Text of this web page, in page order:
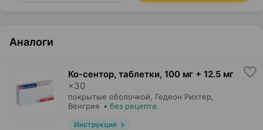
Аналоги
Ко-сентор, таблетки, 100 мг + 12.5 мг
×30
покрытые оболочкой, Гедеон Рихтер
Венгрия • без рецепта
Инструкция